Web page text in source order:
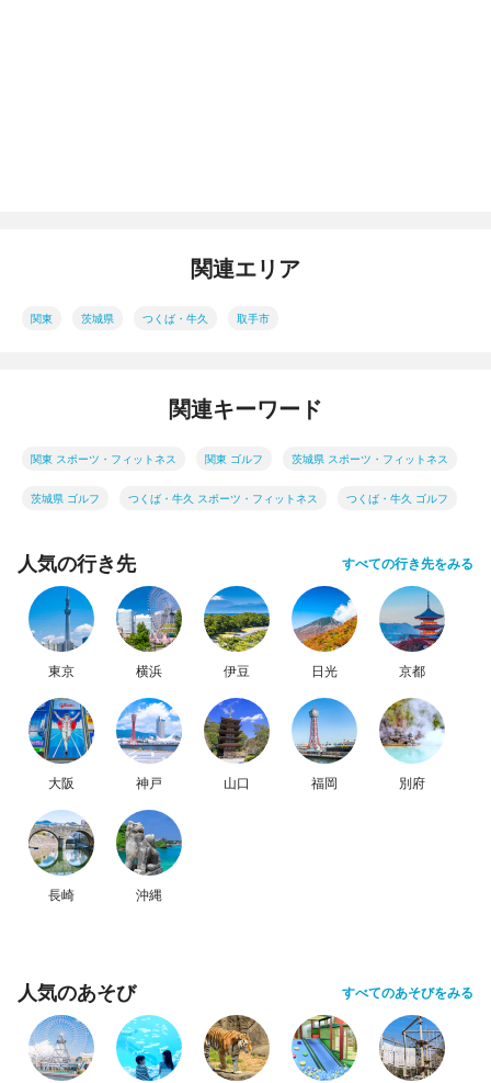
関連エリア
関東 茨城県 つくば・牛久 取手市
関連キーワード
関東 スポーツ・フィットネス 関東 ゴルフ 茨城県 スポーツ・フィットネス
茨城県 ゴルフ つくば・牛久 スポーツ・フィットネス つくば・牛久 ゴルフ
人気の行き先 すべての行き先をみる
東京 横浜 伊豆 日光 京都
大阪 神戸 山口 福岡 別府
長崎 沖縄
人気のあそび すべてのあそびをみる